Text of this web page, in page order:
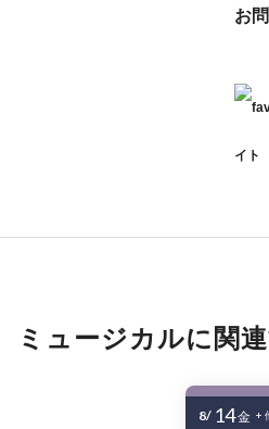
お
イト
ミュージカルに関
8/ 14金 +